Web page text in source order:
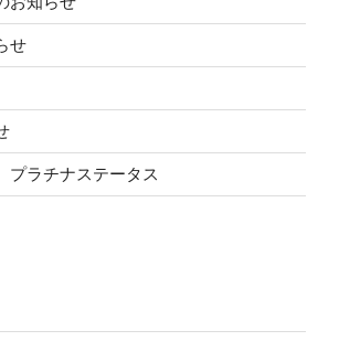
ウ
で
開
き
ま
せ
ラチナステータス